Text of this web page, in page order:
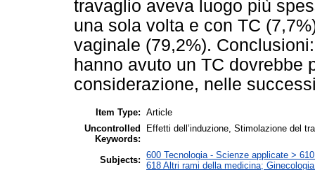
travaglio aveva luogo più
una sola volta e con TC
vaginale (79,2%).
hanno avuto un TC dovrebbe
considerazione, nelle
Item Type: Article
Uncontrolled
Keywords:
Effetti dell’induzione, Stimolazione del
Subjects: 600 Tecnologia - Scienze applicate >
618 Altri rami della medicina;